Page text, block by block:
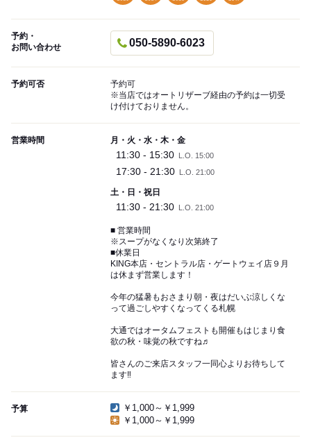
予約・
お問い合わせ
050-5890-6023
予約可否
予約可
※当店ではオートリザーブ経由の予約は一切受
け付けておりません。
営業時間 月・火・水・木・金
11:30 - 15:30 L.O. 15:00
17:30 - 21:30 L.O. 21:00
土・日・祝日
11:30 - 21:30 L.O. 21:00
■ 営業時間
※スープがなくなり次第終了
■休業日
KING本店・セントラル店・ゲートウェイ店９月
は休まず営業します！
今年の猛暑もおさまり朝・夜はだいぶ涼しくな
って過ごしやすくなってくる札幌
大通ではオータムフェストも開催もはじまり食
欲の秋・味覚の秋ですね♬
皆さんのご来店スタッフ一同心よりお待ちして
ます‼
予算
￥1,000～￥1,999
￥1,000～￥1,999